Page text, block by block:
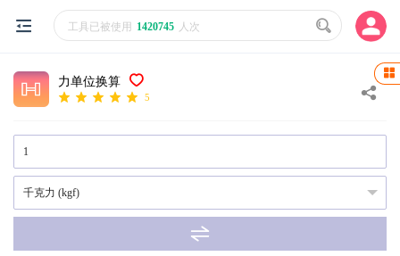
工具已被使用 1420745 人次
力单位换算
5